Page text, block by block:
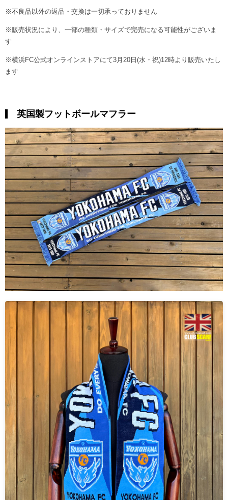
※不良品以外の返品・交換は一切承っておりません
※販売状況により、一部の種類・サイズで完売になる可能性がございま
す
※横浜FC公式オンラインストアにて3月20日(水・祝)12時より販売いたし
ます
英国製フットボールマフラー